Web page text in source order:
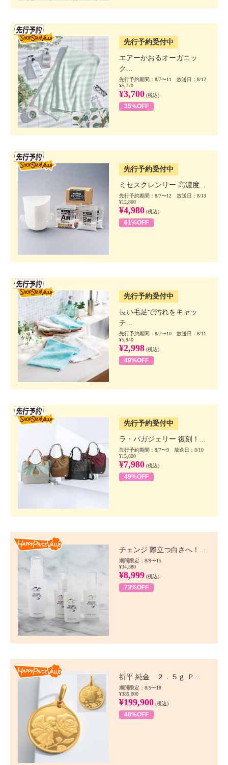
先行予約受付中
エアーかおるオーガニッ
ク...
先行予約期間：8/7〜11 放送日：8/12
¥5,720
¥3,700 (税込)
35%OFF
先行予約受付中
ミセスクレンリー 高濃度...
先行予約期間：8/7〜12 放送日：8/13
¥12,800
¥4,980 (税込)
61%OFF
先行予約受付中
長い毛足で汚れをキャッ
チ...
先行予約期間：8/7〜10 放送日：8/11
¥5,940
¥2,998 (税込)
49%OFF
先行予約受付中
ラ・バガジェリー 復刻！...
先行予約期間：8/7〜9 放送日：8/10
¥15,800
¥7,980 (税込)
49%OFF
チェンジ 際立つ白さへ！...
期間限定：8/9〜15
¥34,580
¥8,999 (税込)
73%OFF
祈平 純金 ２．５ｇ Ｐ...
期間限定：8/5〜18
¥385,000
¥199,900 (税込)
48%OFF